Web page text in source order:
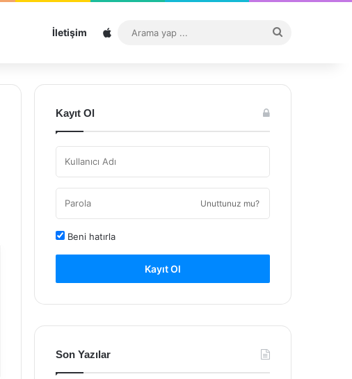
İletişim Sitemap
...
Kayıt Ol
Unuttunuz mu?
Beni hatırla
Kayıt Ol
Son Yazılar